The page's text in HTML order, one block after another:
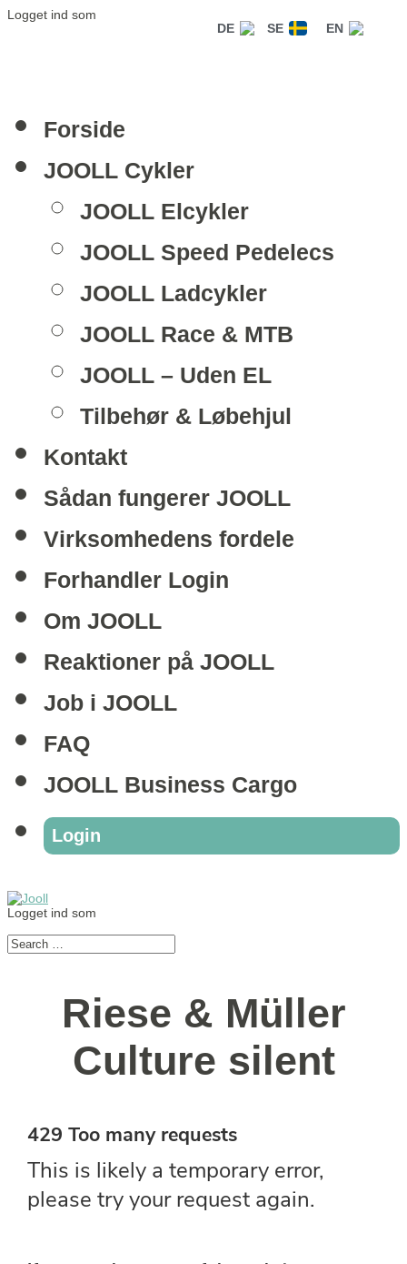
Logget ind som
Forside
JOOLL Cykler
JOOLL Elcykler
JOOLL Speed Pedelecs
JOOLL Ladcykler
JOOLL Race & MTB
JOOLL – Uden EL
Tilbehør & Løbehjul
Kontakt
Sådan fungerer JOOLL
Virksomhedens fordele
Forhandler Login
Om JOOLL
Reaktioner på JOOLL
Job i JOOLL
FAQ
JOOLL Business Cargo
Login
Logget ind som
DE SE EN
Riese & Müller
Culture silent